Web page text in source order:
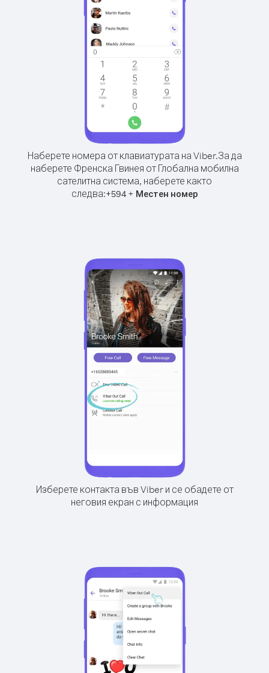
Наберете номера от клавиатурата на Viber.За да
наберете Френска Гвинея от Глобална мобилна
сателитна система, наберете както
следва:+594+ Местен номер
Изберете контакта във Viber и се обадете от
неговия екран с информация